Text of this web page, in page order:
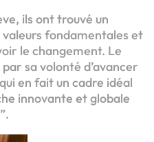
ils ont trouvé un
fondamentales et
le changement. Le
sa volonté d’avancer
en fait un cadre idéal
innovante et globale